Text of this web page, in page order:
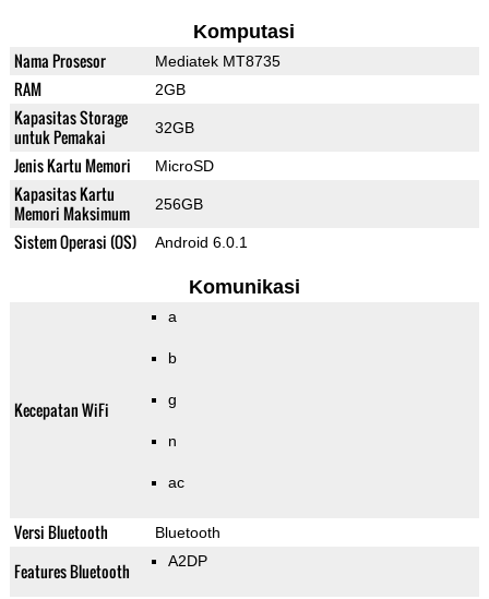
Komputasi
Nama Prosesor Mediatek MT8735
RAM 2GB
Kapasitas Storage
untuk Pemakai
32GB
Jenis Kartu Memori MicroSD
Kapasitas Kartu
Memori Maksimum
256GB
Sistem Operasi (OS) Android 6.0.1
Komunikasi
Kecepatan WiFi
a
b
g
n
ac
Versi Bluetooth Bluetooth
Features Bluetooth A2DP